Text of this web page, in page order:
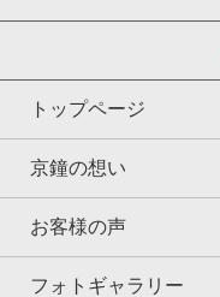
トップページ
京鐘の想い
お客様の声
フォトギャラリー